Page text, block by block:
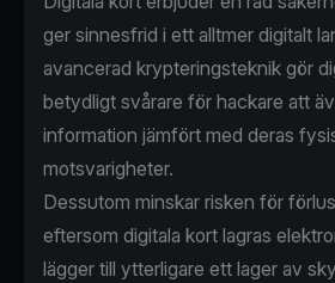
ger sinnesfrid i ett alltmer digitalt
avancerad krypteringsteknik gör
betydligt svårare för hackare att
information jämfört med deras
motsvarigheter.
Dessutom minskar risken för
eftersom digitala kort lagras
lägger till ytterligare ett lager av